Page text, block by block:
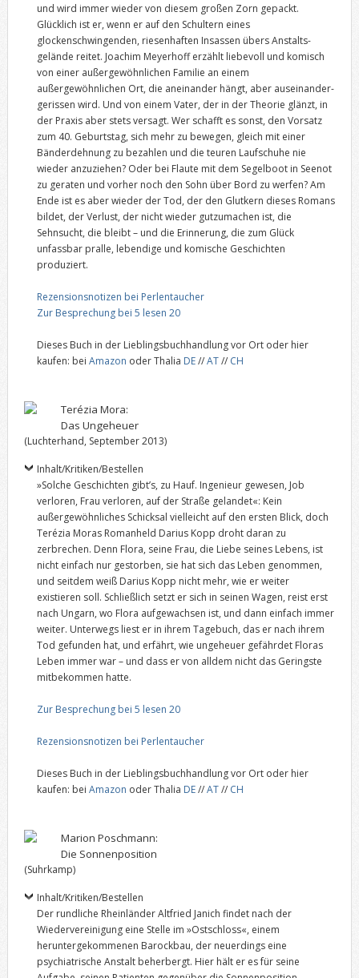
und wird immer wieder von diesem großen Zorn gepackt.
Glücklich ist er, wenn er auf den Schultern eines
glockenschwingenden, riesenhaften Insas­sen übers Anstalts­
gelände reitet. Joachim Meyerhoff erzählt liebevoll und komisch
von einer außergewöhnlichen Familie an einem
außergewöhnlichen Ort, die aneinander hängt, aber auseinander-
gerissen wird. Und von einem Vater, der in der Theorie glänzt, in
der Praxis aber stets versagt. Wer schafft es sonst, den Vorsatz
zum 40. Geburtstag, sich mehr zu bewegen, gleich mit einer
Bänderdehnung zu bezahlen und die teuren Laufschuhe nie
wieder anzuziehen? Oder bei Flaute mit dem Segelboot in Seenot
zu geraten und vorher noch den Sohn über Bord zu werfen? Am
Ende ist es aber wieder der Tod, der den Glutkern dieses Romans
bildet, der Verlust, der nicht wieder gutzumachen ist, die
Sehnsucht, die bleibt – und die Erin­nerung, die zum Glück
unfassbar pralle, lebendige und komische Geschich­ten
produziert.
Rezensionsnotizen bei Perlentaucher
Zur Besprechung bei 5 lesen 20
Dieses Buch in der Lieblingsbuchhandlung vor Ort oder hier
kaufen: bei Amazon oder Thalia DE//AT// CH
Terézia Mora:
Das Ungeheuer
(Luchterhand, September 2013)
Inhalt/Kritiken/Bestellen
»Solche Geschichten gibt’s, zu Hauf. Ingenieur gewesen, Job
verloren, Frau verloren, auf der Straße gelandet«: Kein
außergewöhnliches Schicksal vielleicht auf den ersten Blick, doch
Terézia Moras Romanheld Darius Kopp droht daran zu
zerbrechen. Denn Flora, seine Frau, die Liebe seines Lebens, ist
nicht einfach nur gestorben, sie hat sich das Leben genommen,
und seitdem weiß Darius Kopp nicht mehr, wie er weiter
existieren soll. Schließlich setzt er sich in seinen Wagen, reist erst
nach Ungarn, wo Flora aufgewachsen ist, und dann einfach immer
weiter. Unterwegs liest er in ihrem Tagebuch, das er nach ihrem
Tod gefunden hat, und erfährt, wie ungeheuer gefährdet Floras
Leben immer war – und dass er von alldem nicht das Geringste
mitbekommen hatte.
Zur Besprechung bei 5 lesen 20
Rezensionsnotizen bei Perlentaucher
Dieses Buch in der Lieblingsbuchhandlung vor Ort oder hier
kaufen: bei Amazon oder Thalia DE//AT// CH
Marion Poschmann:
Die Sonnenposition
(Suhrkamp)
Inhalt/Kritiken/Bestellen
Der rundliche Rheinländer Altfried Janich findet nach der
Wiedervereinigung eine Stelle im »Ostschloss«, einem
heruntergekommenen Barockbau, der neuerdings eine
psychiatrische Anstalt beherbergt. Hier hält er es für seine